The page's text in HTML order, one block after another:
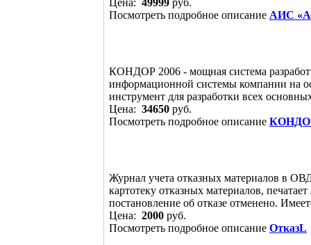
Цена: 49999 руб.
Посмотреть подробное описание АИС
КОНДОР 2006 - мощная система
информационной системы компании на
инструмент для разработки всех
Цена: 34650 руб.
Посмотреть подробное описание
Журнал учета отказных материалов в
картотеку отказных материалов,
постановление об отказе отменено.
Цена: 2000 руб.
Посмотреть подробное описание ОтказL